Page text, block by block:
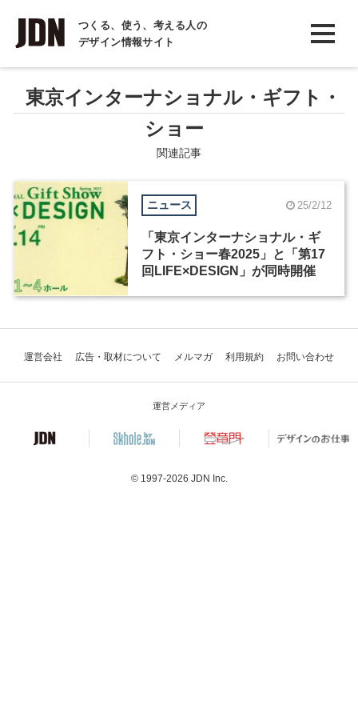
つくる、使う、考える人の
デザイン情報サイト
INTERVIEW
インタビュー
REPORT
レポート
東京インターナショナル・ギフト・
ショー
関連記事
ニュース 25/2/12
「東京インターナショナル・ギ
フト・ショー春2025」と「第17
回LIFE×DESIGN」が同時開催
運営会社 広告・取材について メルマガ 利用規約 お問い合わせ
運営メディア
© 1997-2026 JDN Inc.